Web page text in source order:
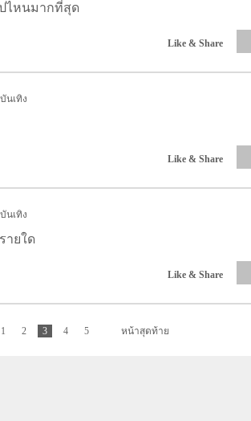
ไหนมากที่สุด
Like & Share
บันเทิง
Like & Share
บันเทิง
ายใด
Like & Share
1 2 3 4 5 หน้าสุดท้าย